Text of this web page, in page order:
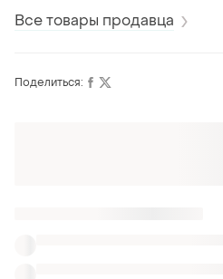
Все товары продавца
Поделиться: